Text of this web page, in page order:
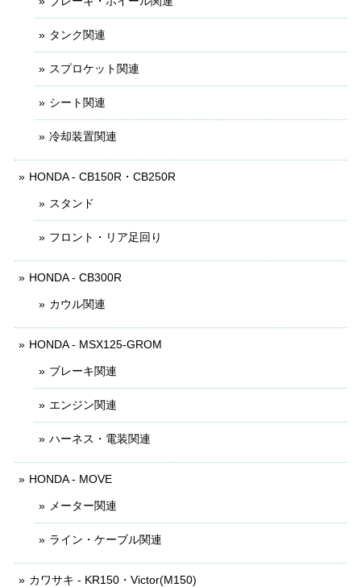
タンク関連
スプロケット関連
シート関連
冷却装置関連
HONDA - CB150R・CB250R
スタンド
フロント・リア足回り
HONDA - CB300R
カウル関連
HONDA - MSX125-GROM
ブレーキ関連
エンジン関連
ハーネス・電装関連
HONDA - MOVE
メーター関連
ライン・ケーブル関連
カワサキ - KR150・Victor(M150)